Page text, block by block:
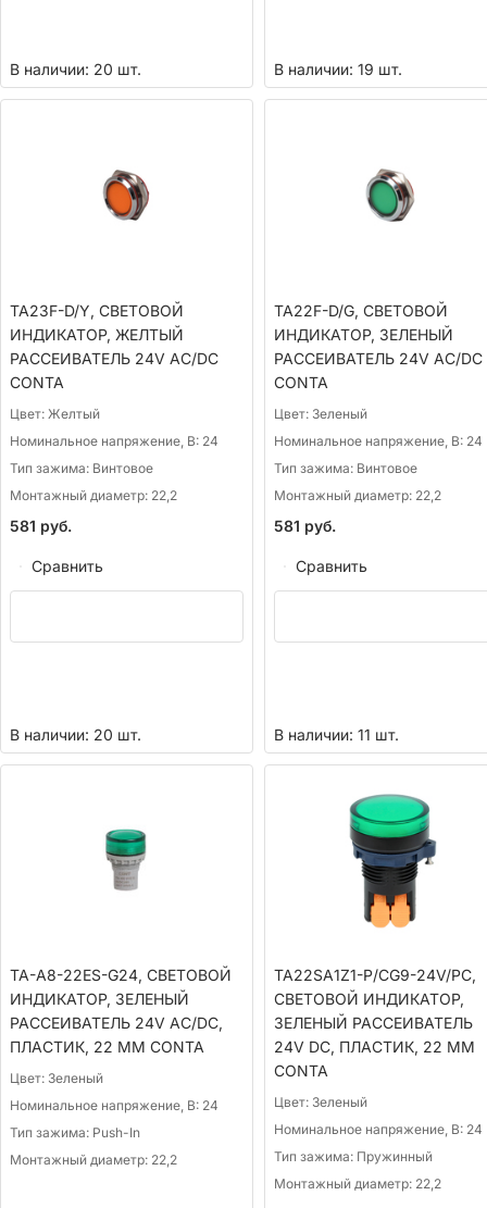
В наличии: 20 шт. В наличии: 19 шт.
TA23F-D/Y, СВЕТОВОЙ
ИНДИКАТОР, ЖЕЛТЫЙ
РАССЕИВАТЕЛЬ 24V AC/DC
CONTA
Цвет: Желтый
Номинальное напряжение, В: 24
Тип зажима: Винтовое
Монтажный диаметр: 22,2
581 руб.
Сравнить
В наличии: 20 шт.
TA22F-D/G, СВЕТОВОЙ
ИНДИКАТОР, ЗЕЛЕНЫЙ
РАССЕИВАТЕЛЬ 24V AC/DC
CONTA
Цвет: Зеленый
Номинальное напряжение, В: 24
Тип зажима: Винтовое
Монтажный диаметр: 22,2
581 руб.
Сравнить
В наличии: 11 шт.
TA-A8-22ES-G24, СВЕТОВОЙ
ИНДИКАТОР, ЗЕЛЕНЫЙ
РАССЕИВАТЕЛЬ 24V AC/DC,
ПЛАСТИК, 22 ММ CONTA
Цвет: Зеленый
Номинальное напряжение, В: 24
Тип зажима: Push-In
Монтажный диаметр: 22,2
TA22SA1Z1-P/CG9-24V/PC,
СВЕТОВОЙ ИНДИКАТОР,
ЗЕЛЕНЫЙ РАССЕИВАТЕЛЬ
24V DC, ПЛАСТИК, 22 ММ
CONTA
Цвет: Зеленый
Номинальное напряжение, В: 24
Тип зажима: Пружинный
Монтажный диаметр: 22,2